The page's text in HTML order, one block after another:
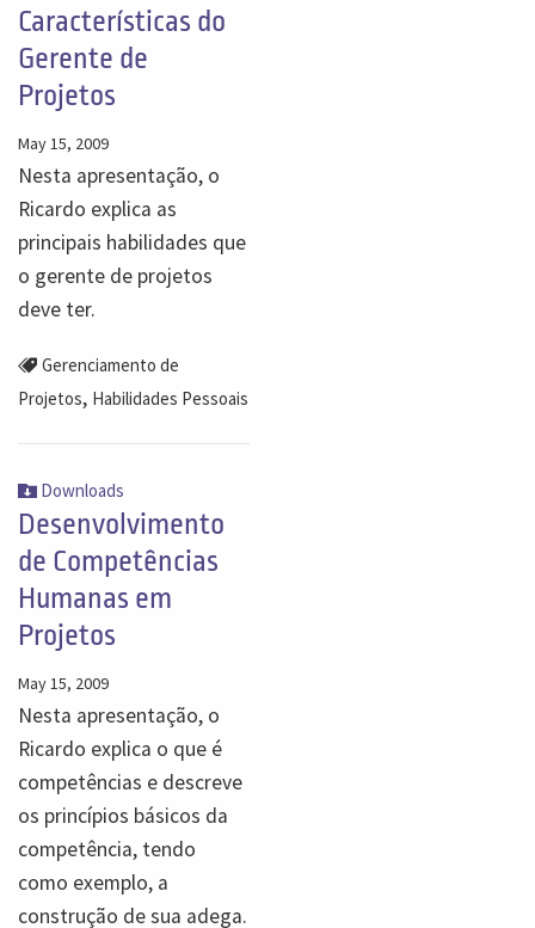
Características do
Gerente de
Projetos
May 15, 2009
Nesta apresentação, o
Ricardo explica as
principais habilidades que
o gerente de projetos
deve ter.
Gerenciamento de
Projetos, Habilidades Pessoais
Downloads
Desenvolvimento
de Competências
Humanas em
Projetos
May 15, 2009
Nesta apresentação, o
Ricardo explica o que é
competências e descreve
os princípios básicos da
competência, tendo
como exemplo, a
construção de sua adega.